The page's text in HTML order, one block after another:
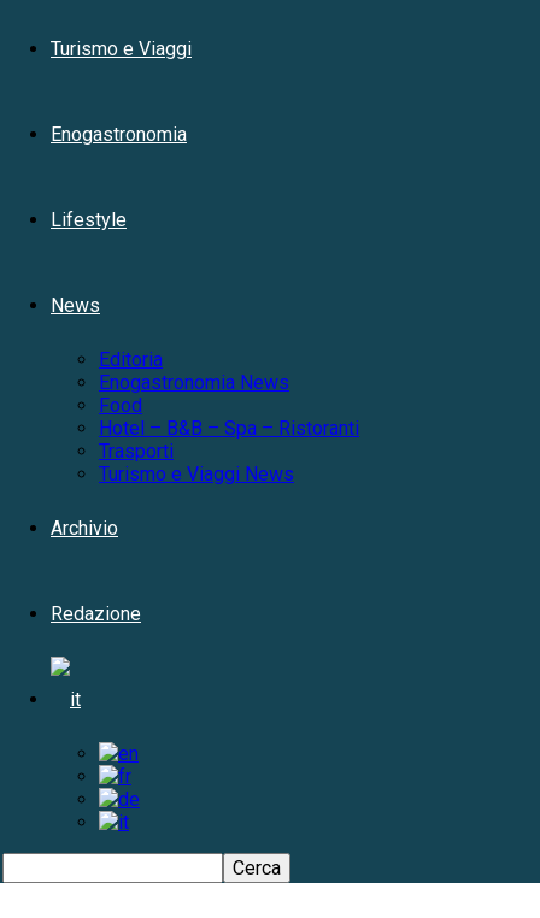
Turismo e Viaggi
Enogastronomia
Lifestyle
News
Editoria
Enogastronomia News
Food
Hotel – B&B – Spa – Ristoranti
Trasporti
Turismo e Viaggi News
Archivio
Redazione